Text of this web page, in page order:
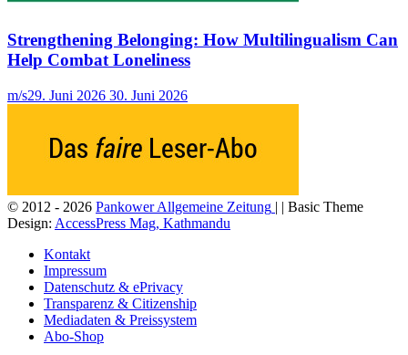
Strengthening Belonging: How Multilingualism Can
Help Combat Loneliness
m/s29. Juni 2026 30. Juni 2026
© 2012 - 2026 Pankower Allgemeine Zeitung | | Basic Theme
Design: AccessPress Mag, Kathmandu
Kontakt
Impressum
Datenschutz & ePrivacy
Transparenz & Citizenship
Mediadaten & Preissystem
Abo-Shop